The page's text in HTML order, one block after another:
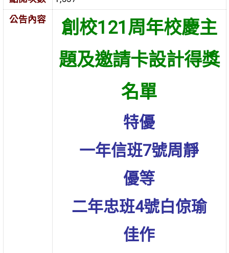
公告內容
創校121周年校慶主
題及邀請卡設計得獎
名單
特優
一年信班7號周靜
優等
二年忠班4號白倞瑜
佳作